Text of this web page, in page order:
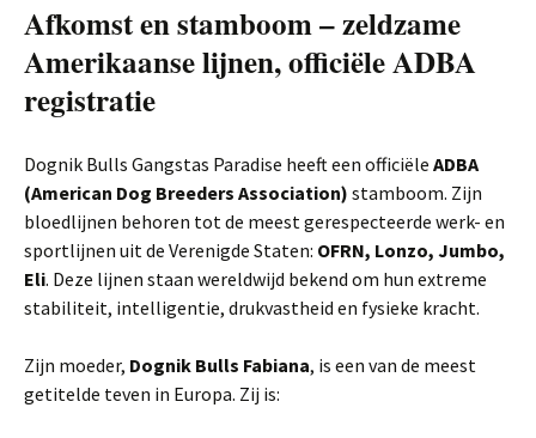
Afkomst en stamboom – zeldzame
Amerikaanse lijnen, officiële ADBA
registratie
Dognik Bulls Gangstas Paradise heeft een officiële ADBA
(American Dog Breeders Association) stamboom. Zijn
bloedlijnen behoren tot de meest gerespecteerde werk- en
sportlijnen uit de Verenigde Staten: OFRN, Lonzo, Jumbo,
Eli. Deze lijnen staan wereldwijd bekend om hun extreme
stabiliteit, intelligentie, drukvastheid en fysieke kracht.
Zijn moeder, Dognik Bulls Fabiana, is een van de meest
getitelde teven in Europa. Zij is: